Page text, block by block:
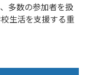
多数の参加者を扱
生活を支援する重